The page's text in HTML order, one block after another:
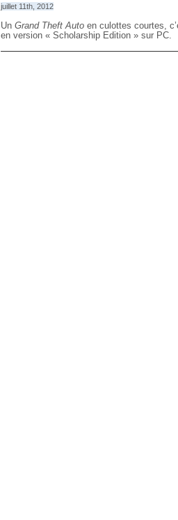
juillet 11th, 2012
Un Grand Theft Auto en culottes courtes,
en version « Scholarship Edition » sur PC.